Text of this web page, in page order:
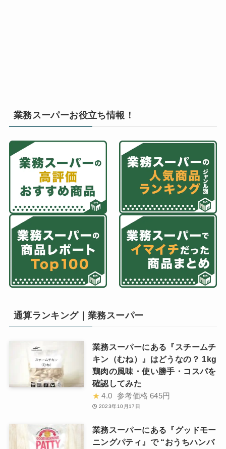
業務スーパーお役立ち情報！
通算ランキング｜業務スーパー
業務スーパーにある『スチームチ
キン（むね）』はどうなの？ 1kg
鶏肉の風味・使い勝手・コスパを
確認してみた
★ 4.0 参考価格 645円
2023年10月17日
業務スーパーにある『グッドモー
ニングパティ』で “おうちハンバ